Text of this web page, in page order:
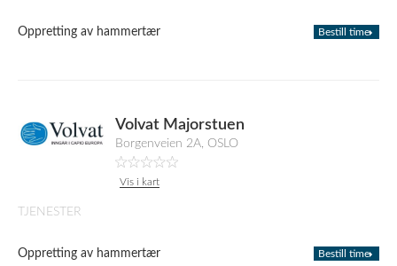
Oppretting av hammertær Bestill time
Volvat Majorstuen
Borgenveien 2A, OSLO
Vis i kart
TJENESTER
Oppretting av hammertær Bestill time